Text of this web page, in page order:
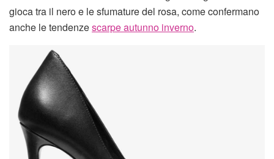
gioca tra il nero e le sfumature del rosa, come confermano
anche le tendenzescarpe autunno inverno.